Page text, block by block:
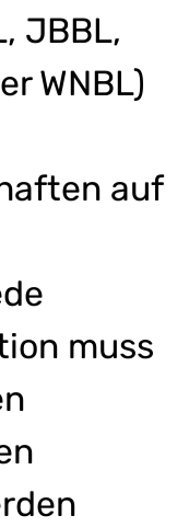
JBBL,
WNBL)
auf
muss